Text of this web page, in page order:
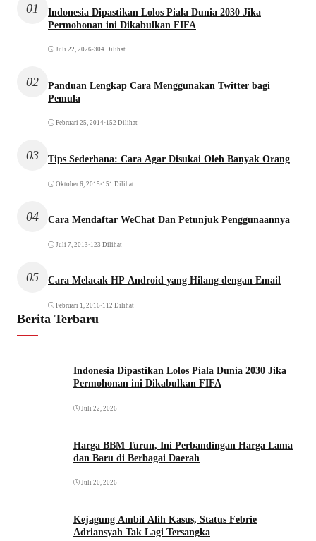
01
Indonesia Dipastikan Lolos Piala Dunia 2030 Jika
Permohonan ini Dikabulkan FIFA
Juli 22, 2026•304 Dilihat
02
Panduan Lengkap Cara Menggunakan Twitter bagi
Pemula
Februari 25, 2014•152 Dilihat
03 Tips Sederhana: Cara Agar Disukai Oleh Banyak Orang
Oktober 6, 2015 •151 Dilihat
04 Cara Mendaftar WeChat Dan Petunjuk Penggunaannya
Juli 7, 2013 •123 Dilihat
05 Cara Melacak HP Android yang Hilang dengan Email
Februari 1, 2016•112 Dilihat
Berita Terbaru
Indonesia Dipastikan Lolos Piala Dunia 2030 Jika
Permohonan ini Dikabulkan FIFA
Juli 22, 2026
Harga BBM Turun, Ini Perbandingan Harga Lama
dan Baru di Berbagai Daerah
Juli 20, 2026
Kejagung Ambil Alih Kasus, Status Febrie
Adriansyah Tak Lagi Tersangka